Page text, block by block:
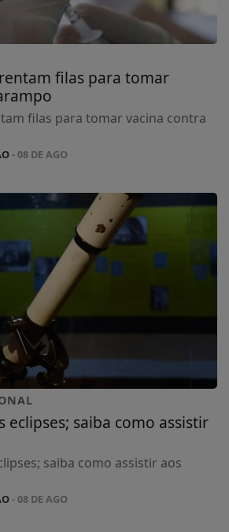
filas para tomar
filas para tomar vacina contra
- 08 DE AGO
eclipses; saiba como assistir
saiba como assistir aos
- 08 DE AGO